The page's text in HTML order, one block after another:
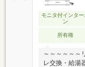
モニタ付インター
ン
所有権
～～～～～～
レ交換・給湯